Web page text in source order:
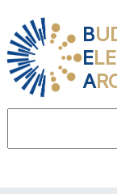
B
E
A